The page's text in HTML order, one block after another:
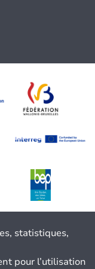
statistiques,
pour l’utilisation